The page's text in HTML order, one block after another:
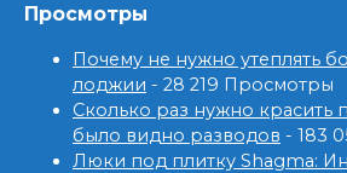
Просмотры
Почему не нужно утеплять
лоджии - 28 219 Просмотры
Сколько раз нужно красить
было видно разводов - 183
Люки под плитку Shagma: